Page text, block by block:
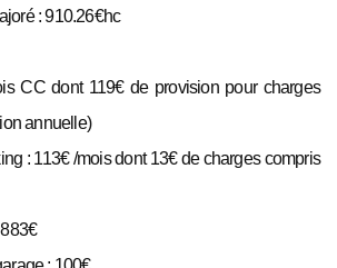
: 910.26€hc
CC dont 119€ de provision pour charges
annuelle)
: 113€ /mois dont 13€ de charges compris